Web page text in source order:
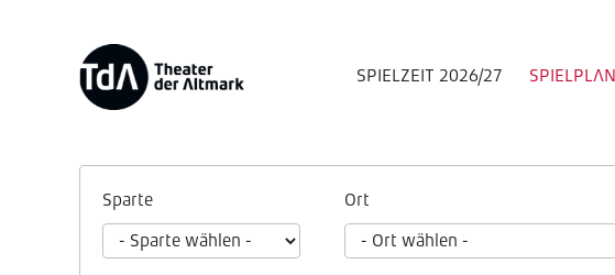
SPIELZEIT 2026/27 SPIELPLAN
Sparte Ort